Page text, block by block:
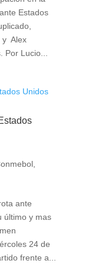
Estados
y Alex
Lucio...
,
ante
último y mas
24 de
frente a...